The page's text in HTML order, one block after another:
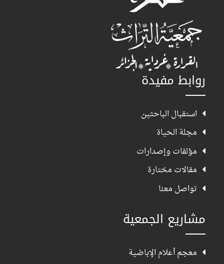
روابط مفيدة
استقبال الباحثين
مجلة الحياة
مؤلفات وإصدارات
مقالات مختارة
تواصل معنا
مشاريع الجمعية
معجم أعلام الإباضية